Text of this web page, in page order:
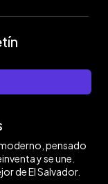
pensado
y se une.
de El Salvador.